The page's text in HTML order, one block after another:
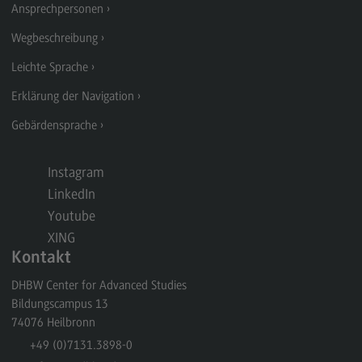
Rahmenbedingungen
Modulangebot
Berufsperspektiven
Kontakt
Integrated Engineering
Rahmenbedingungen
Modulangebot
Berufsperspektiven
Intensive Care
Intensive Care
Ansprechpersonen
Wegbeschreibung
Leichte Sprache
Erklärung der Navigation
Gebärdensprache
Instagram
LinkedIn
Youtube
XING
Kontakt
DHBW Center for Advanced Studies
Bildungscampus 13
74076 Heilbronn
+49 (0)7131.3898-0